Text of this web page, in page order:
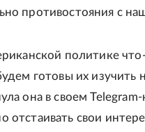
противостояния с
политике
готовы их изучить
она в своем
отстаивать свои